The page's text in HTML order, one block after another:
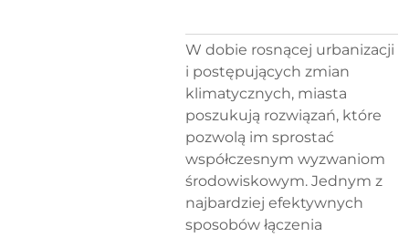
W dobie rosnącej urbanizacji
i postępujących zmian
klimatycznych, miasta
poszukują rozwiązań, które
pozwolą im sprostać
współczesnym wyzwaniom
środowiskowym. Jednym z
najbardziej efektywnych
sposobów łączenia